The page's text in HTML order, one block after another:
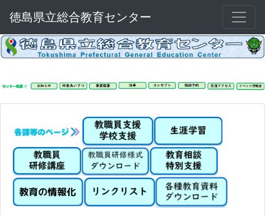
徳島県立総合教育センター